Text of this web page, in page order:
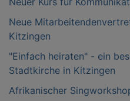
Neue
Kitzingen
"Einfach heiraten" - ein
Stadtkirche in Kitzingen
Afrikanischer